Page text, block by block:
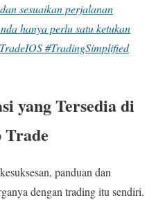
sesuaikan perjalanan
hanya perlu satu ketukan
#TradingSimplified
yang Tersedia di
panduan dan
dengan trading itu sendiri.